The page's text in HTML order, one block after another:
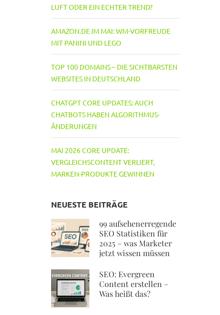
UFT ODER EIN ECHTER TREND?
AMAZON.DE IM MAI: WM-VORFREUDE
MIT PANINI UND LEGO
TOP 100 DOMAINS – DIE SICHTBARSTEN
WEBSITES IN DEUTSCHLAND
CHATGPT CORE UPDATES: AUCH
CHATBOTS HABEN ALGORITHMUS-
ÄNDERUNGEN
MAI 2026 CORE UPDATE:
VERGLEICHSCONTENT VERLIERT,
MARKEN-PRODUKTE GEWINNEN
NEUESTE BEITRÄGE
99 aufsehenerregende
SEO Statistiken für
2025 – was Marketer
jetzt wissen müssen
SEO: Evergreen
Content erstellen –
Was heißt das?